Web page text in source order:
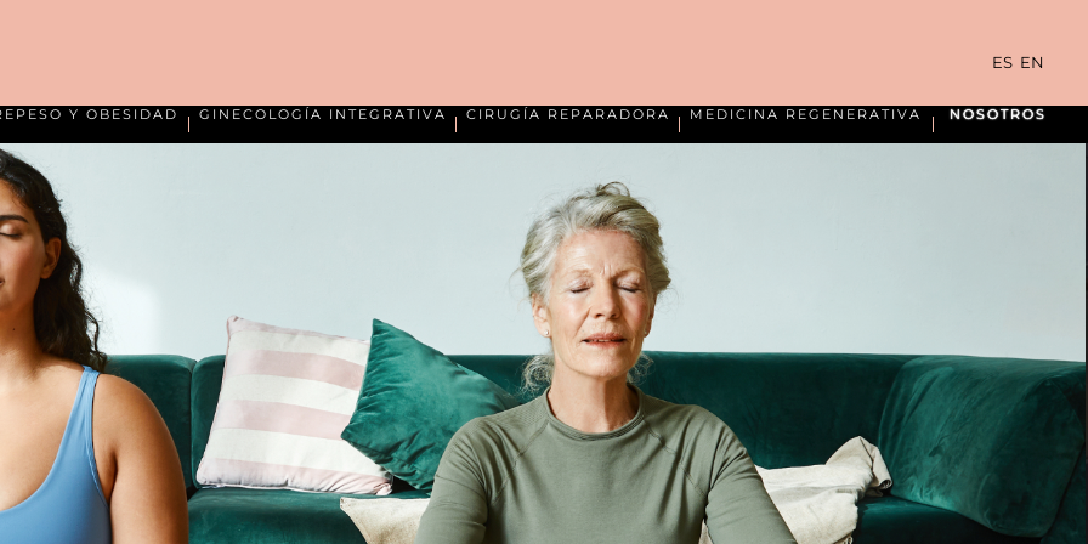
ES EN
Y OBESIDAD GINECOLOGÍA INTEGRATIVA CIRUGÍA REPARADORA MEDICINA REGENERATIVA NOSOTROS